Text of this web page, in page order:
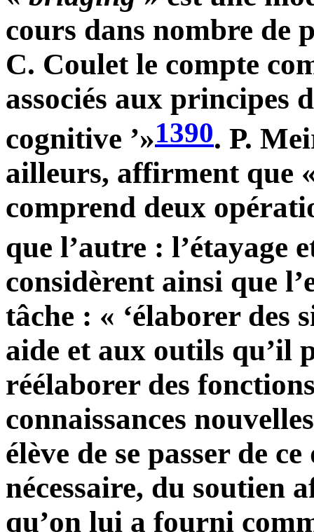
cours dans nombre de
C. Coulet le compte
associés aux principes
cognitive ’»1390. P.
ailleurs, affirment que
comprend deux
que l’autre : l’étayage
considèrent ainsi que
tâche : « ‘élaborer des
aide et aux outils qu’il
réélaborer des
connaissances
élève de se passer de
nécessaire, du soutien
qu’on lui a fourni